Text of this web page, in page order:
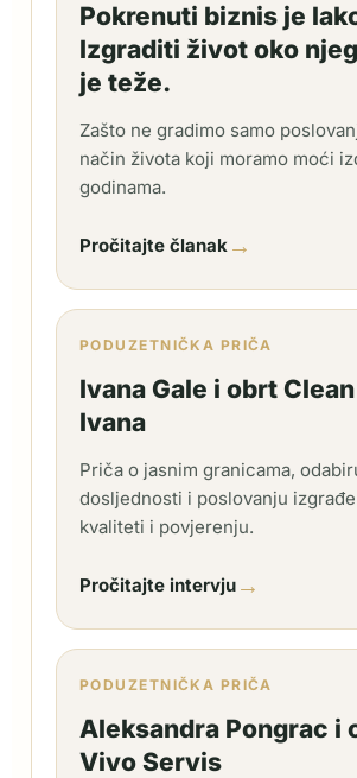
Pokrenuti biznis je
Izgraditi život oko
je teže.
Zašto ne gradimo samo
način života koji moramo moći
godinama.
Pročitajte članak →
PODUZETNIČKA PRIČA
Ivana Gale i obrt
Ivana
Priča o jasnim granicama,
dosljednosti i poslovanju
kvaliteti i povjerenju.
Pročitajte intervju →
PODUZETNIČKA PRIČA
Aleksandra Pongrac i
Vivo Servis